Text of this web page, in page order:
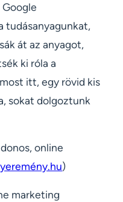
tudásanyagunkat,
át az anyagot,
ki róla a
itt, egy rövid kis
sokat dolgoztunk
online
)
marketing